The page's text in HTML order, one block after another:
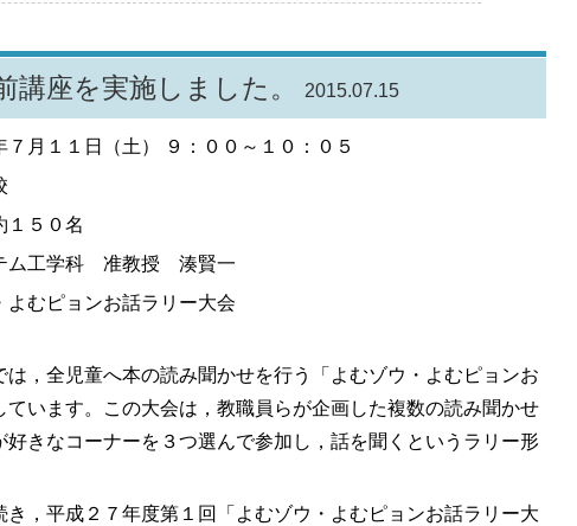
講座を実施しました。 2015.07.15
月１１日（土） ９：００～１０：０５
５０名
ム工学科 准教授 湊賢一
むピョンお話ラリー大会
，全児童へ本の読み聞かせを行う「よむゾウ・よむピョンお
ています。この大会は，教職員らが企画した複数の読み聞かせ
好きなコーナーを３つ選んで参加し，話を聞くというラリー形
，平成２７年度第１回「よむゾウ・よむピョンお話ラリー大